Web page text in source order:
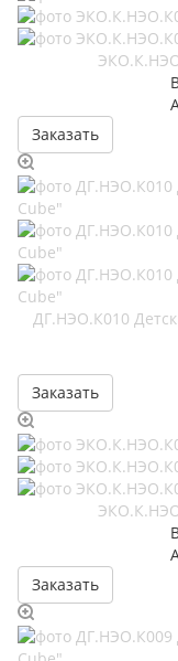
Заказать
ДГ.НЭО.К010
Заказать
Заказать